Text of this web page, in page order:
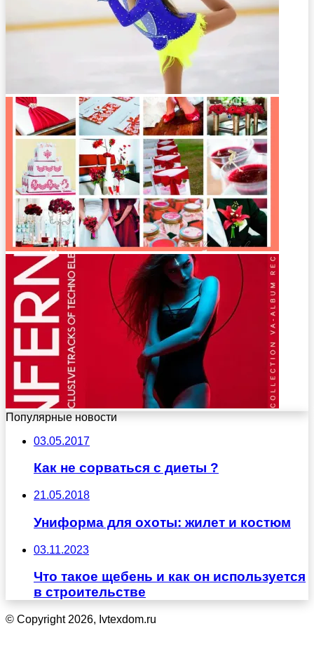
Популярные новости
03.05.2017
Как не сорваться с диеты ?
21.05.2018
Униформа для охоты: жилет и костюм
03.11.2023
Что такое щебень и как он используется
в строительстве
© Copyright 2026, Ivtexdom.ru